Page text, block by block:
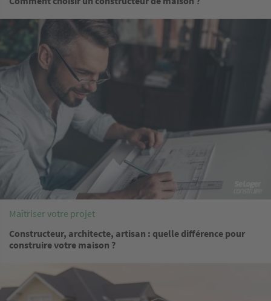
Maîtriser votre projet
Constructeur, architecte, artisan : quelle différence pour
construire votre maison ?